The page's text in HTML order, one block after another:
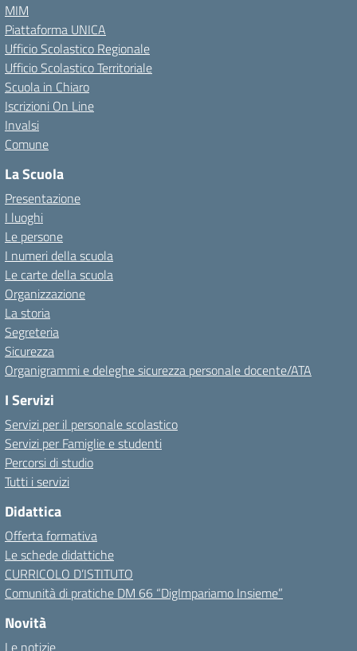
MIM
Piattaforma UNICA
Ufficio Scolastico Regionale
Ufficio Scolastico Territoriale
Scuola in Chiaro
Iscrizioni On Line
Invalsi
Comune
La Scuola
Presentazione
I luoghi
Le persone
I numeri della scuola
Le carte della scuola
Organizzazione
La storia
Segreteria
Sicurezza
Organigrammi e deleghe sicurezza personale docente/ATA
I Servizi
Servizi per il personale scolastico
Servizi per Famiglie e studenti
Percorsi di studio
Tutti i servizi
Didattica
Offerta formativa
Le schede didattiche
CURRICOLO D’ISTITUTO
Comunità di pratiche DM 66 “DigImpariamo Insieme”
Novità
Le notizie